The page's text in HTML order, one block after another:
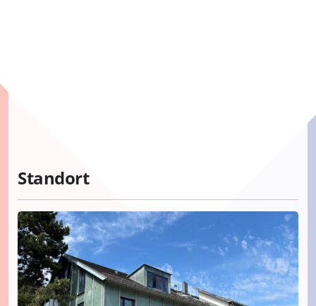
Standort